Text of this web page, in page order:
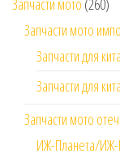
Запчасти мото (260)
Запчасти мото
Запчасти для
Запчасти для
Запчасти мото
ИЖ-Планета/